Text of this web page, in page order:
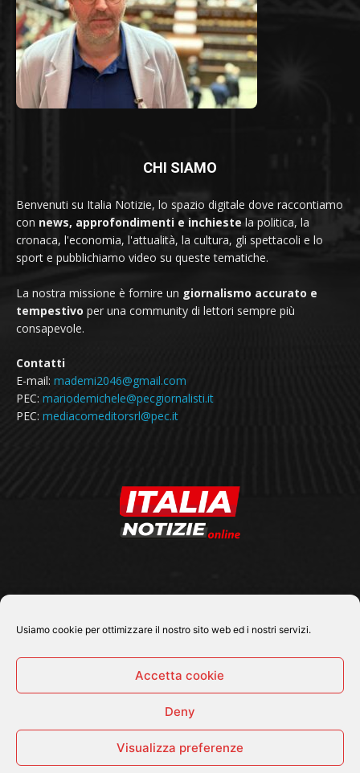
Usiamo cookie per ottimizzare il nostro sito web ed i nostri servizi.
Accetta cookie
Deny
Visualizza preferenze
CHI SIAMO
Benvenuti su Italia Notizie, lo spazio digitale dove raccontiamo
con news, approfondimenti e inchieste la politica, la
cronaca, l'economia, l'attualità, la cultura, gli spettacoli e lo
sport e pubblichiamo video su queste tematiche.
La nostra missione è fornire un giornalismo accurato e
tempestivo per una community di lettori sempre più
consapevole.
Contatti
E-mail: mademi2046@gmail.com
PEC: mariodemichele@pecgiornalisti.it
PEC: mediacomeditorsrl@pec.it
SEGUICI SU
© 2026 Tutti i diritti riservati - Italia Notizie .online |
Cronaca Economia